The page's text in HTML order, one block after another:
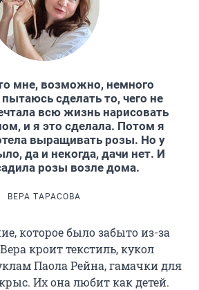
мне, возможно, немного
сделать то, чего не
всю жизнь нарисовать
и я это сделала. Потом я
выращивать розы. Но у
да и некогда, дачи нет. И
розы возле дома.
ВЕРА ТАРАСОВА
которое было забыто из-за
кроит текстиль, кукол
Паола Рейна, гамачки для
Их она любит как детей.